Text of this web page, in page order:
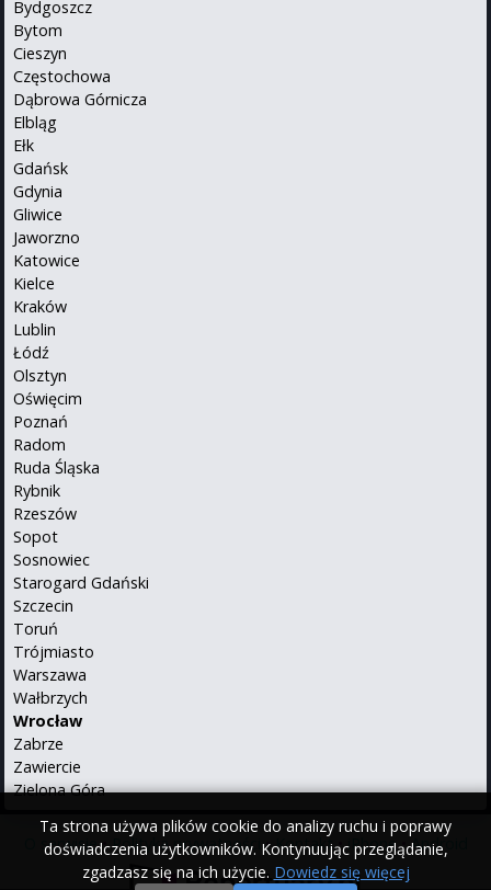
Ta strona używa plików cookie do analizy ruchu i poprawy
doświadczenia użytkowników. Kontynuując przeglądanie,
zgadzasz się na ich użycie. Dowiedz się więcej
Bydgoszcz
Bytom
Cieszyn
Częstochowa
Dąbrowa Górnicza
Elbląg
Ełk
Gdańsk
Gdynia
Gliwice
Jaworzno
Katowice
Kielce
Kraków
Lublin
Łódź
Olsztyn
Oświęcim
Poznań
Radom
Ruda Śląska
Rybnik
Rzeszów
Sopot
Sosnowiec
Starogard Gdański
Szczecin
Toruń
Trójmiasto
Warszawa
Wałbrzych
Wrocław
Zabrze
Zawiercie
Zielona Góra
O serwisie•Polityka prywatności •Kontakt•iPhone•Android